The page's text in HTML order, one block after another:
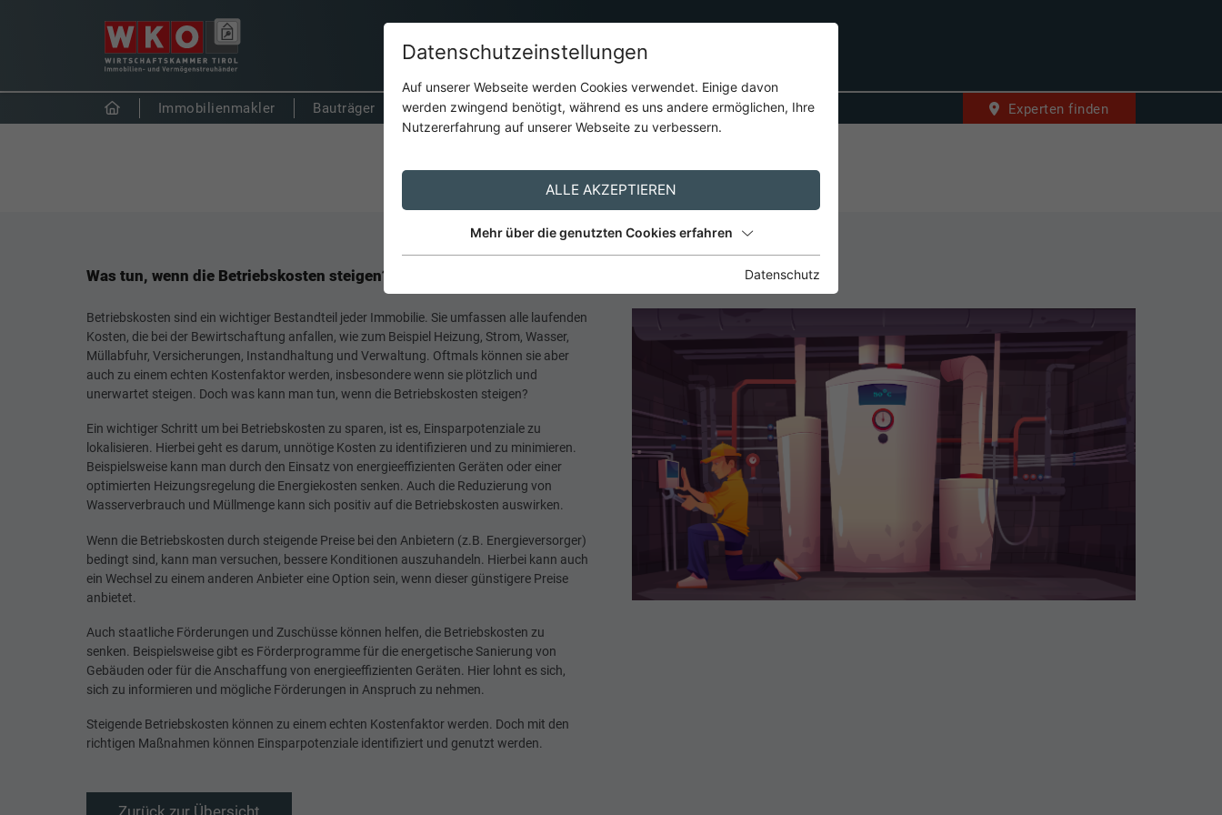
Was tun, wenn die Betriebskosten steigen?
Betriebskosten sind ein wichtiger Bestandteil jeder Immobilie. Sie umfassen alle laufenden
Kosten, die bei der Bewirtschaftung anfallen, wie zum Beispiel Heizung, Strom, Wasser,
Müllabfuhr, Versicherungen, Instandhaltung und Verwaltung. Oftmals können sie aber
auch zu einem echten Kostenfaktor werden, insbesondere wenn sie plötzlich und
unerwartet steigen. Doch was kann man tun, wenn die Betriebskosten steigen?
Ein wichtiger Schritt um bei Betriebskosten zu sparen, ist es, Einsparpotenziale zu
lokalisieren. Hierbei geht es darum, unnötige Kosten zu identifizieren und zu minimieren.
Beispielsweise kann man durch den Einsatz von energieeffizienten Geräten oder einer
optimierten Heizungsregelung die Energiekosten senken. Auch die Reduzierung von
Wasserverbrauch und Müllmenge kann sich positiv auf die Betriebskosten auswirken.
Wenn die Betriebskosten durch steigende Preise bei den Anbietern (z.B. Energieversorger)
bedingt sind, kann man versuchen, bessere Konditionen auszuhandeln. Hierbei kann auch
ein Wechsel zu einem anderen Anbieter eine Option sein, wenn dieser günstigere Preise
anbietet.
Auch staatliche Förderungen und Zuschüsse können helfen, die Betriebskosten zu
senken. Beispielsweise gibt es Förderprogramme für die energetische Sanierung von
Gebäuden oder für die Anschaffung von energieeffizienten Geräten. Hier lohnt es sich,
sich zu informieren und mögliche Förderungen in Anspruch zu nehmen.
Steigende Betriebskosten können zu einem echten Kostenfaktor werden. Doch mit den
richtigen Maßnahmen können Einsparpotenziale identifiziert und genutzt werden.
Datenschutzeinstellungen
Auf unserer Webseite werden Cookies verwendet. Einige davon
werden zwingend benötigt, während es uns andere ermöglichen, Ihre
Nutzererfahrung auf unserer Webseite zu verbessern.
ALLE AKZEPTIEREN
Mehr über die genutzten Cookies erfahren
Datenschutz
Immobilienmakler Bauträger Hausverwalter Aktuell Kontakt Experten finden